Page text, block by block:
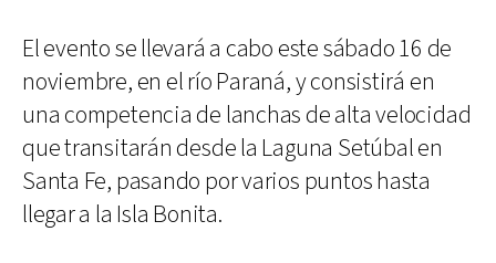
El evento se llevará a cabo este sábado 16 de
noviembre, en el río Paraná, y consistirá en
una competencia de lanchas de alta velocidad
que transitarán desde la Laguna Setúbal en
Santa Fe, pasando por varios puntos hasta
llegar a la Isla Bonita.